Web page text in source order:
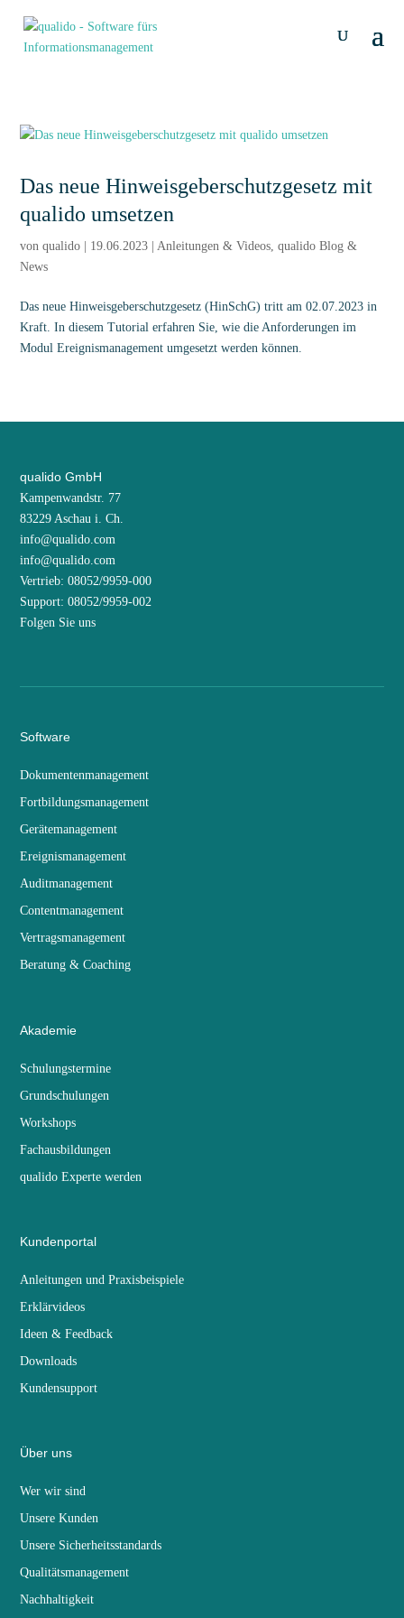
Das neue Hinweisgeberschutzgesetz mit
qualido umsetzen
vonqualido 19.06.2023 |Anleitungen & Videos,qualido Blog &
News
Das neue Hinweisgeberschutzgesetz (HinSchG) tritt am 02.07.2023 in
Kraft. In diesem Tutorial erfahren Sie, wie die Anforderungen im
Modul Ereignismanagement umgesetzt werden können.
qualido GmbH
Kampenwandstr. 77
83229 Aschau i. Ch.
info@qualido.com
info@qualido.com
Vertrieb: 08052/9959-000
Support: 08052/9959-002
Folgen Sie uns
Software
Dokumentenmanagement
Fortbildungsmanagement
Gerätemanagement
Ereignismanagement
Auditmanagement
Contentmanagement
Vertragsmanagement
Beratung & Coaching
Akademie
Schulungstermine
Grundschulungen
Workshops
Fachausbildungen
qualido Experte werden
Kundenportal
Anleitungen und Praxisbeispiele
Erklärvideos
Ideen & Feedback
Downloads
Kundensupport
Über uns
Wer wir sind
Unsere Kunden
Unsere Sicherheitsstandards
Qualitätsmanagement
Nachhaltigkeit